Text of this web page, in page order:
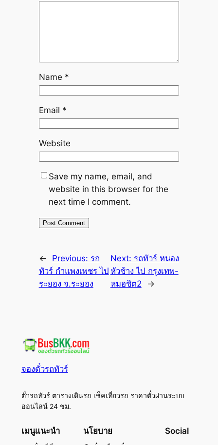
Name *
Email *
Website
Save my name, email, and
website in this browser for the
next time I comment.
← Previous: รถ
ทัวร์ กำแพงเพชร ไป
ระยอง จ.ระยอง
Next: รถทัวร์ หนอง
หัวช้าง ไป กรุงเทพ-
หมอชิต2
→
จองตั๋วรถทัวร์
ตั๋วรถทัวร์ ตารางเดินรถ เช็คเที่ยวรถ ราคาตั๋วผ่านระบบ
ออนไลน์ 24 ชม.
เมนูแนะนำ นโยบาย Social